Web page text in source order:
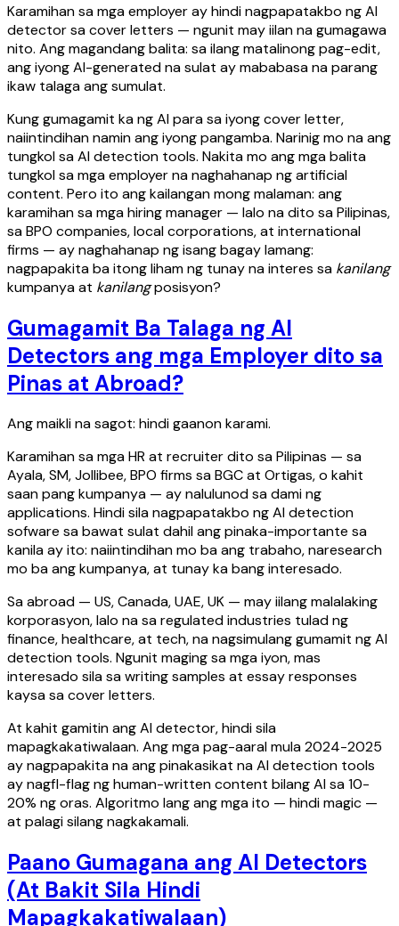
Karamihan sa mga employer ay hindi nagpapatakbo ng AI
detector sa cover letters — ngunit may iilan na gumagawa
nito. Ang magandang balita: sa ilang matalinong pag-edit,
ang iyong AI-generated na sulat ay mababasa na parang
ikaw talaga ang sumulat.
Kung gumagamit ka ng AI para sa iyong cover letter,
naiintindihan namin ang iyong pangamba. Narinig mo na ang
tungkol sa AI detection tools. Nakita mo ang mga balita
tungkol sa mga employer na naghahanap ng artificial
content. Pero ito ang kailangan mong malaman: ang
karamihan sa mga hiring manager — lalo na dito sa Pilipinas,
sa BPO companies, local corporations, at international
firms — ay naghahanap ng isang bagay lamang:
nagpapakita ba itong liham ng tunay na interes sa kanilang
kumpanya at kanilangposisyon?
Gumagamit Ba Talaga ng AI
Detectors ang mga Employer dito sa
Pinas at Abroad?
Ang maikli na sagot: hindi gaanon karami.
Karamihan sa mga HR at recruiter dito sa Pilipinas — sa
Ayala, SM, Jollibee, BPO firms sa BGC at Ortigas, o kahit
saan pang kumpanya — ay nalulunod sa dami ng
applications. Hindi sila nagpapatakbo ng AI detection
sofware sa bawat sulat dahil ang pinaka-importante sa
kanila ay ito: naiintindihan mo ba ang trabaho, naresearch
mo ba ang kumpanya, at tunay ka bang interesado.
Sa abroad — US, Canada, UAE, UK — may iilang malalaking
korporasyon, lalo na sa regulated industries tulad ng
finance, healthcare, at tech, na nagsimulang gumamit ng AI
detection tools. Ngunit maging sa mga iyon, mas
interesado sila sa writing samples at essay responses
kaysa sa cover letters.
At kahit gamitin ang AI detector, hindi sila
mapagkakatiwalaan. Ang mga pag-aaral mula 2024-2025
ay nagpapakita na ang pinakasikat na AI detection tools
ay nagfl-flag ng human-written content bilang AI sa 10-
20% ng oras. Algoritmo lang ang mga ito — hindi magic —
at palagi silang nagkakamali.
Paano Gumagana ang AI Detectors
(At Bakit Sila Hindi
Mapagkakatiwalaan)